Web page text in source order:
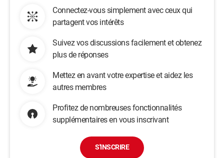
Connectez-vous simplement avec ceux qui
partagent vos intérêts
Suivez vos discussions facilement et obtenez
plus de réponses
Mettez en avant votre expertise et aidez les
autres membres
Profitez de nombreuses fonctionnalités
supplémentaires en vous inscrivant
S'INSCRIRE